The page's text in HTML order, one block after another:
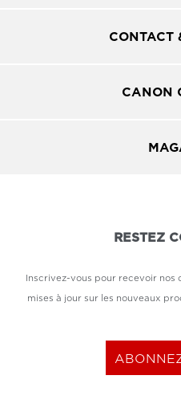
CONTACT
CANON
RESTEZ
Inscrivez-vous pour recevoir
mises à jour sur les nouveaux